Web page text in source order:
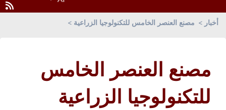
أخبار مصنع العنصر الخامس للتكنولوجيا الزراعية
مصنع العنصر الخامس
للتكنولوجيا الزراعية